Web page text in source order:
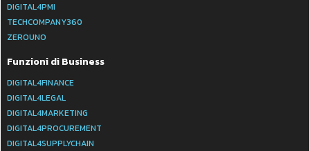
DIGITAL4PMI
TECHCOMPANY360
ZEROUNO
Funzioni di Business
DIGITAL4FINANCE
DIGITAL4LEGAL
DIGITAL4MARKETING
DIGITAL4PROCUREMENT
DIGITAL4SUPPLYCHAIN